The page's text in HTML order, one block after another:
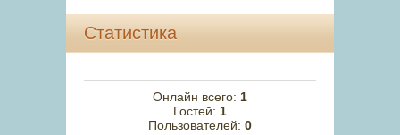
Статистика
Онлайн всего: 1
Гостей: 1
Пользователей: 0